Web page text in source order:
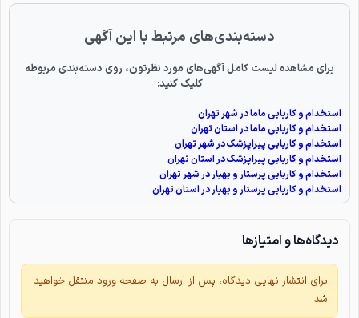
دسته‌بندی‌های مرتبط با این آگهی
برای مشاهده لیست کامل آگهی‌های مورد نظرتون، روی دسته‌بندی مربوطه
کلیک کنید:
استخدام و کاریابی ماما در شهر تهران
استخدام و کاریابی ماما در استان تهران
استخدام و کاریابی پیراپزشک در شهر تهران
استخدام و کاریابی پیراپزشک در استان تهران
استخدام و کاریابی پرستار و بهیار در شهر تهران
استخدام و کاریابی پرستار و بهیار در استان تهران
دیدگاه‌ها و امتیازها
برای انتشار نهایی دیدگاه، پس از ارسال به صفحه ورود منتقل خواهید
شد.